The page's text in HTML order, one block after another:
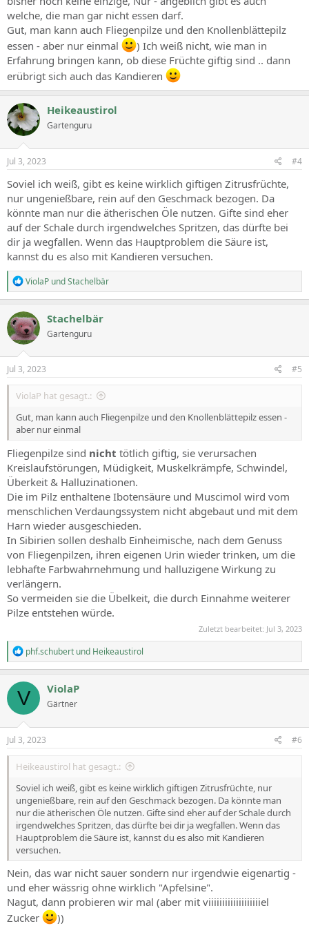
welche, die man gar nicht essen darf.
Gut, man kann auch Fliegenpilze und den Knollenblättepilz
essen - aber nur einmal
) Ich weiß nicht, wie man in
Erfahrung bringen kann, ob diese Früchte giftig sind .. dann
erübrigt sich auch das Kandieren
Heikeaustirol
Gartenguru
Jul 3, 2023 #4
Soviel ich weiß, gibt es keine wirklich giftigen Zitrusfrüchte,
nur ungenießbare, rein auf den Geschmack bezogen. Da
könnte man nur die ätherischen Öle nutzen. Gifte sind eher
auf der Schale durch irgendwelches Spritzen, das dürfte bei
dir ja wegfallen. Wenn das Hauptproblem die Säure ist,
kannst du es also mit Kandieren versuchen.
R
e
a
c
t
i
o
n
s
ViolaP undStachelbär
Stachelbär
Gartenguru
Jul 3, 2023 #5
ViolaP hat gesagt.:
Gut, man kann auch Fliegenpilze und den Knollenblättepilz essen -
aber nur einmal
Fliegenpilze sind nicht tötlich giftig, sie verursachen
Kreislaufstörungen, Müdigkeit, Muskelkrämpfe, Schwindel,
Überkeit & Halluzinationen.
Die im Pilz enthaltene Ibotensäure und Muscimol wird vom
menschlichen Verdaungssystem nicht abgebaut und mit dem
Harn wieder ausgeschieden.
In Sibirien sollen deshalb Einheimische, nach dem Genuss
von Fliegenpilzen, ihren eigenen Urin wieder trinken, um die
lebhafte Farbwahrnehmung und halluzigene Wirkung zu
verlängern.
So vermeiden sie die Übelkeit, die durch Einnahme weiterer
Pilze entstehen würde.
Zuletzt bearbeitet: Jul 3, 2023
R
e
a
c
t
i
o
n
s
phf.schubert und Heikeaustirol
V ViolaP
Gärtner
Jul 3, 2023 #6
Heikeaustirol hat gesagt.:
Soviel ich weiß, gibt es keine wirklich giftigen Zitrusfrüchte, nur
ungenießbare, rein auf den Geschmack bezogen. Da könnte man
nur die ätherischen Öle nutzen. Gifte sind eher auf der Schale durch
irgendwelches Spritzen, das dürfte bei dir ja wegfallen. Wenn das
Hauptproblem die Säure ist, kannst du es also mit Kandieren
versuchen.
Nein, das war nicht sauer sondern nur irgendwie eigenartig -
und eher wässrig ohne wirklich "Apfelsine".
Nagut, dann probieren wir mal (aber mit viiiiiiiiiiiiiiiiiiiel
Zucker
))